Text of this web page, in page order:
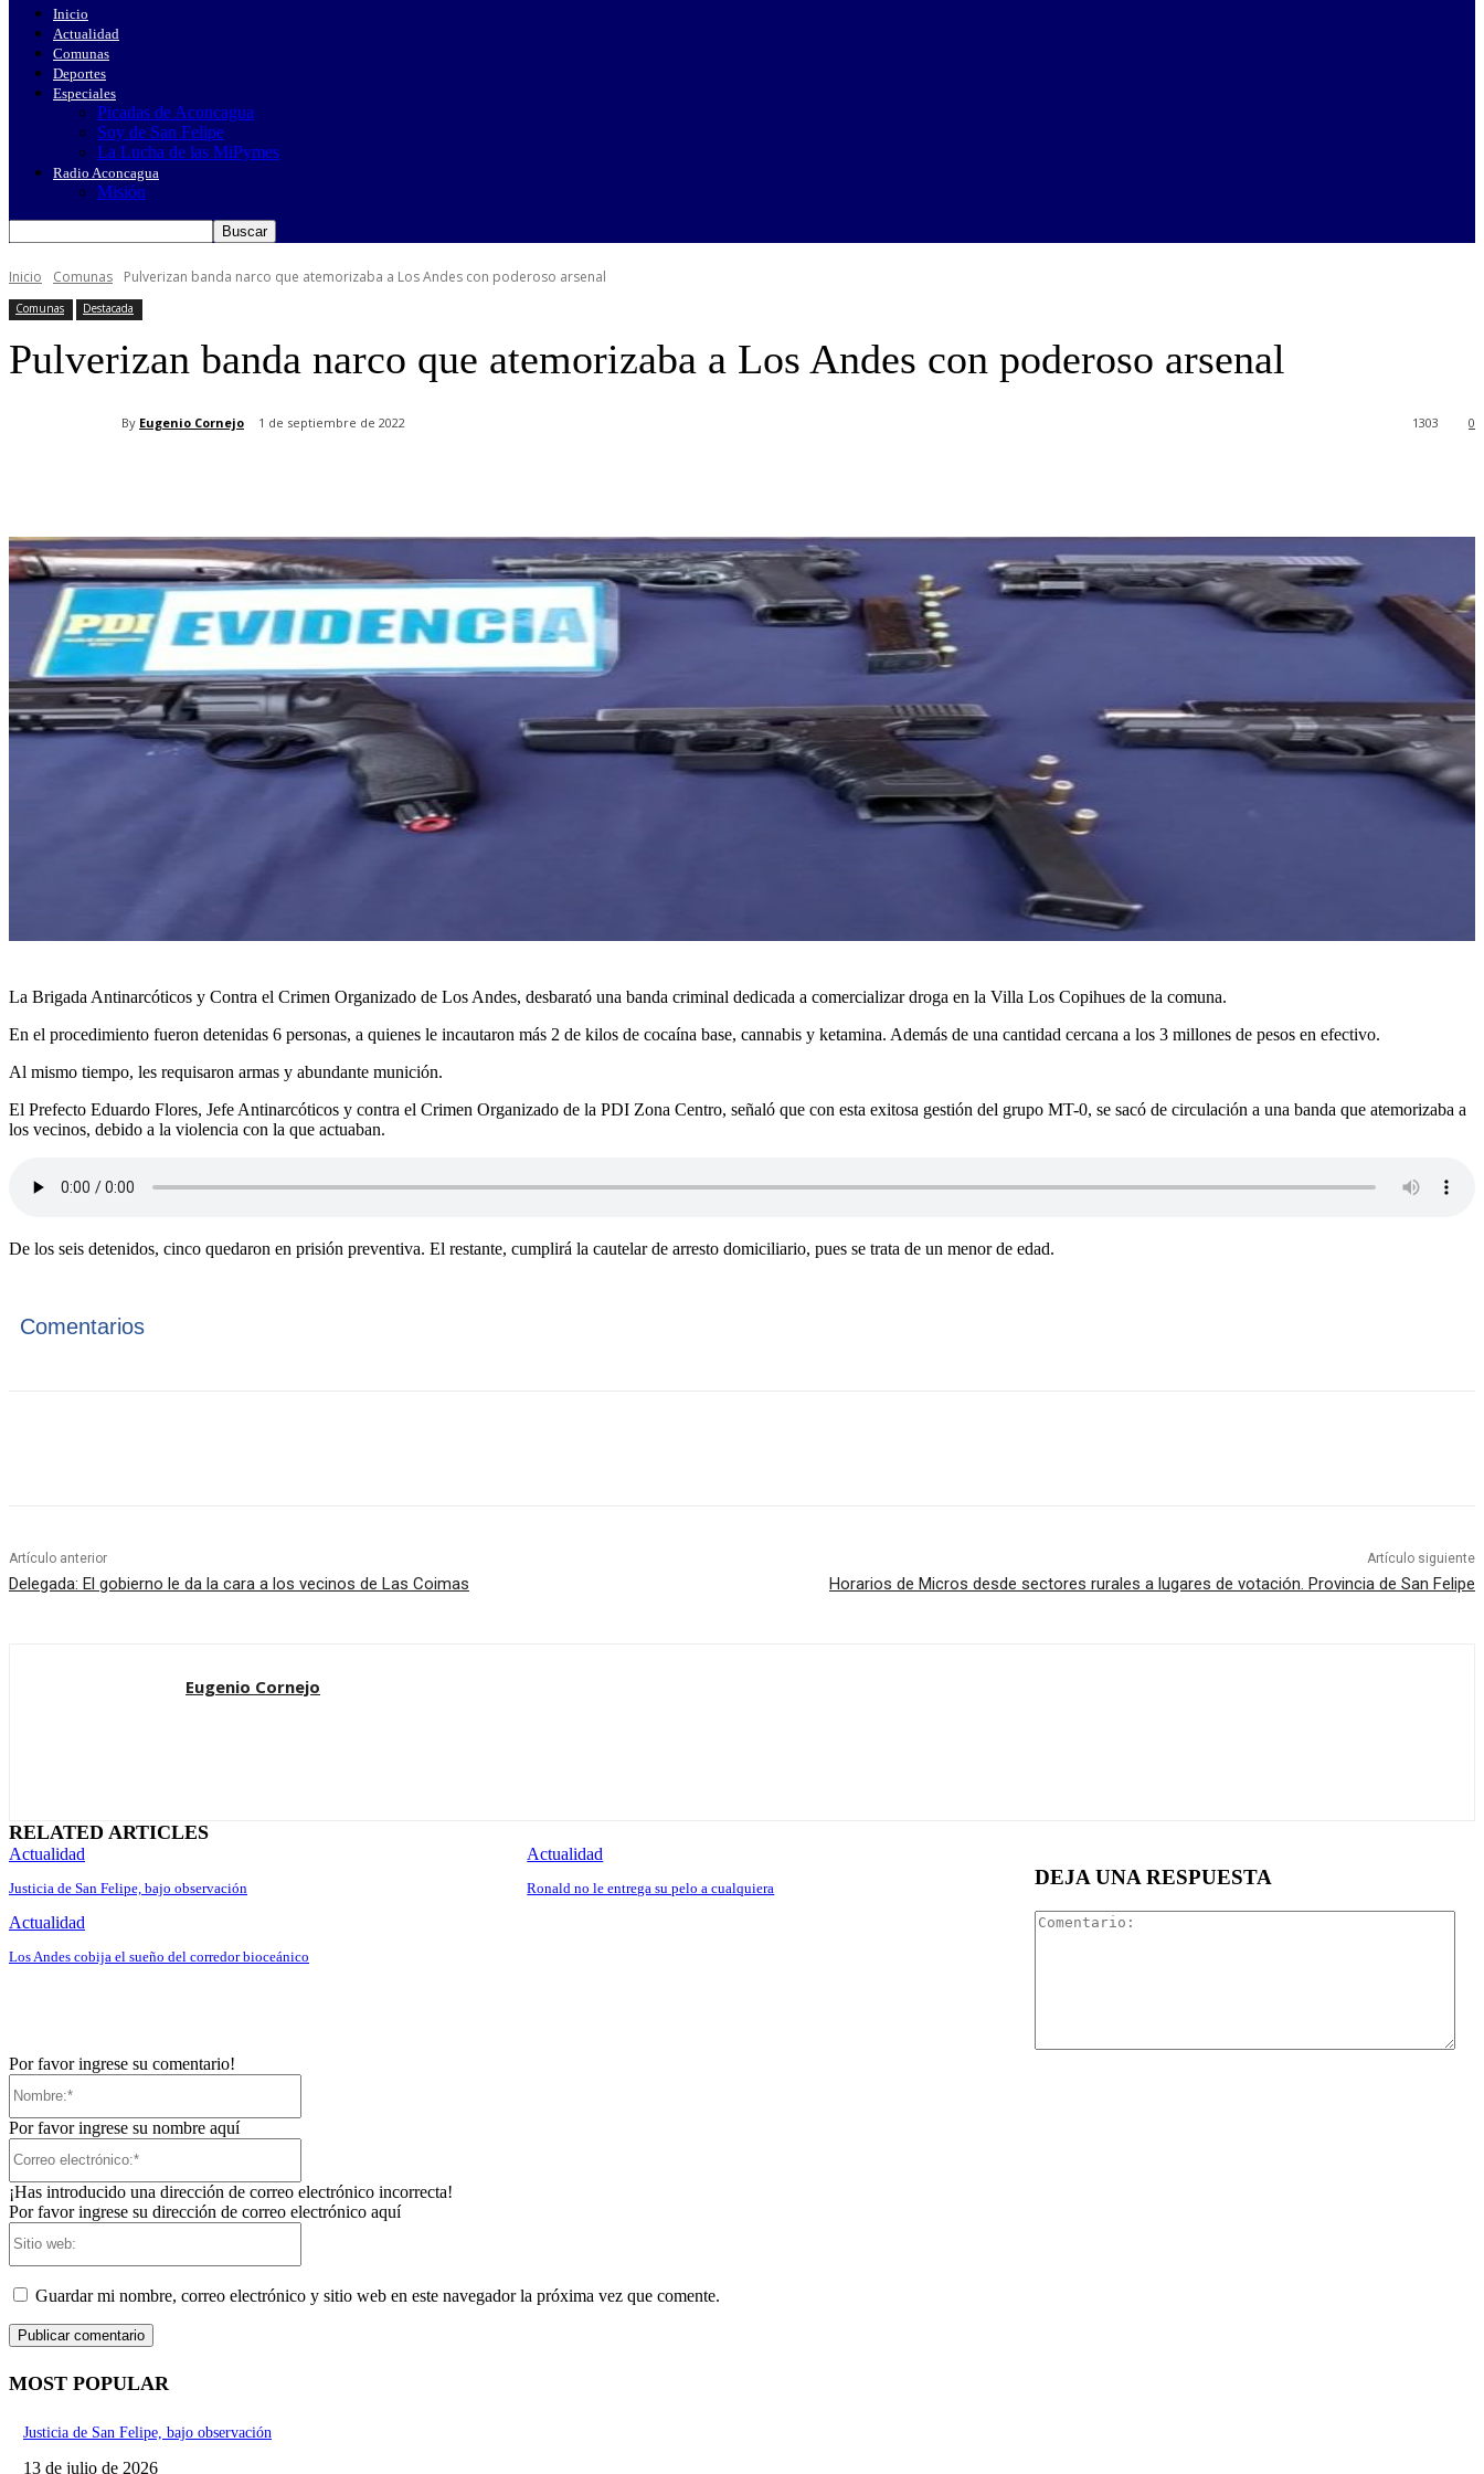
Inicio
Actualidad
Comunas
Deportes
Especiales
Picadas de Aconcagua
Soy de San Felipe
La Lucha de las MiPymes
Radio Aconcagua
Misión
Inicio Comunas Pulverizan banda narco que atemorizaba a Los Andes con poderoso arsenal
Comunas Destacada
Pulverizan banda narco que atemorizaba a Los Andes con poderoso arsenal
By Eugenio Cornejo 1 de septiembre de 2022 0
1303
La Brigada Antinarcóticos y Contra el Crimen Organizado de Los Andes, desbarató una banda criminal dedicada a comercializar droga en la Villa Los Copihues de la comuna.
En el procedimiento fueron detenidas 6 personas, a quienes le incautaron más 2 de kilos de cocaína base, cannabis y ketamina. Además de una cantidad cercana a los 3 millones de pesos en efectivo.
Al mismo tiempo, les requisaron armas y abundante munición.
El Prefecto Eduardo Flores, Jefe Antinarcóticos y contra el Crimen Organizado de la PDI Zona Centro, señaló que con esta exitosa gestión del grupo MT-0, se sacó de circulación a una banda que atemorizaba a
los vecinos, debido a la violencia con la que actuaban.
De los seis detenidos, cinco quedaron en prisión preventiva. El restante, cumplirá la cautelar de arresto domiciliario, pues se trata de un menor de edad.
Comentarios
Artículo anterior
Delegada: El gobierno le da la cara a los vecinos de Las Coimas
Artículo siguiente
Horarios de Micros desde sectores rurales a lugares de votación. Provincia de San Felipe
Eugenio Cornejo
RELATED ARTICLES
Actualidad
Justicia de San Felipe, bajo observación
Actualidad
Ronald no le entrega su pelo a cualquiera
Actualidad
Los Andes cobija el sueño del corredor bioceánico
DEJA UNA RESPUESTA
Por favor ingrese su comentario!
Por favor ingrese su nombre aquí
¡Has introducido una dirección de correo electrónico incorrecta!
Por favor ingrese su dirección de correo electrónico aquí
Guardar mi nombre, correo electrónico y sitio web en este navegador la próxima vez que comente.
MOST POPULAR
Justicia de San Felipe, bajo observación
13 de julio de 2026